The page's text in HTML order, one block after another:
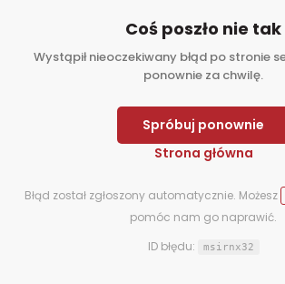
Coś poszło nie tak
Wystąpił nieoczekiwany błąd po stronie
ponownie za chwilę.
Spróbuj ponownie
Strona główna
Błąd został zgłoszony automatycznie. Możesz
pomóc nam go naprawić.
ID błędu:
msirnx32